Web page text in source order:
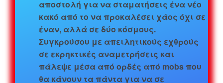
αποστολή για να σταματήσεις ένα νέο
κακό από το να προκαλέσει χάος όχι σε
έναν, αλλά σε δύο κόσμους.
Συγκρούσου με απειλητικούς εχθρούς
σε εκρηκτικές αναμετρήσεις και
πάλεψε μέσα από ορδές από mobs που
θα κάνουν τα πάντα για να σε